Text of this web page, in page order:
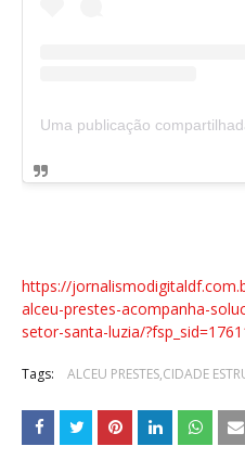
https://
alceu-prestes-acompanha-
setor-santa-luzia/
Tags: ALCEU PRESTES,CIDADE